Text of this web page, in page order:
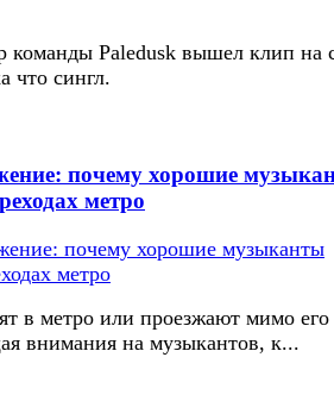
команды Paledusk вышел клип на
что сингл.
почему хорошие
метро
в метро или проезжают мимо его
внимания на музыкантов, к...